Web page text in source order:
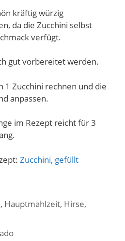
kräftig würzig
da die Zucchini selbst
verfügt.
gut vorbereitet werden.
1 Zucchini rechnen und die
anpassen.
im Rezept reicht für 3
Zucchini, gefüllt
, Hauptmahlzeit, Hirse,